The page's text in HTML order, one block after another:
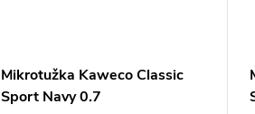
Mikrotužka Kaweco Classic
Sport Navy 0.7